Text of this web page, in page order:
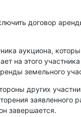
договор
аукциона,
на этого
земельного
других
заявленного
завершается.